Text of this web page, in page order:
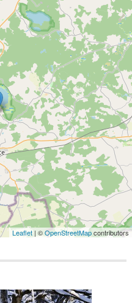
Leaflet | ©OpenStreetMapcontributors